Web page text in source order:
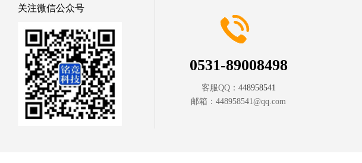
关注微信公众号
0531-89008498
客服QQ： 448958541
邮箱： 448958541@qq.com